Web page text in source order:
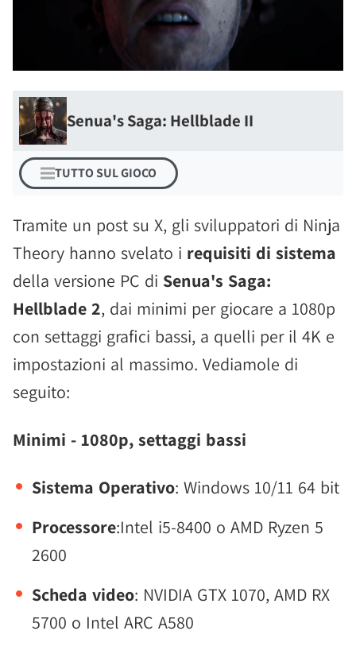
Senua's Saga: Hellblade II
TUTTO SUL GIOCO
Tramite un post su X, gli sviluppatori di Ninja
Theory hanno svelato i requisiti di sistema
della versione PC di Senua's Saga:
Hellblade 2, dai minimi per giocare a 1080p
con settaggi grafici bassi, a quelli per il 4K e
impostazioni al massimo. Vediamole di
seguito:
Minimi - 1080p, settaggi bassi
Sistema Operativo: Windows 10/11 64 bit
Processore:Intel i5-8400 o AMD Ryzen 5
2600
Scheda video: NVIDIA GTX 1070, AMD RX
5700 o Intel ARC A580